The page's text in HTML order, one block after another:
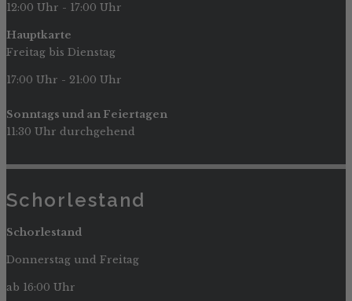
12:00 Uhr - 17:00 Uhr
Hauptkarte
Freitag bis Dienstag
17:00 Uhr - 21:00 Uhr
Sonntags und an Feiertagen
11:30 Uhr durchgehend
Schorlestand
Schorlestand
Donnerstag und Freitag
ab 16:00 Uhr